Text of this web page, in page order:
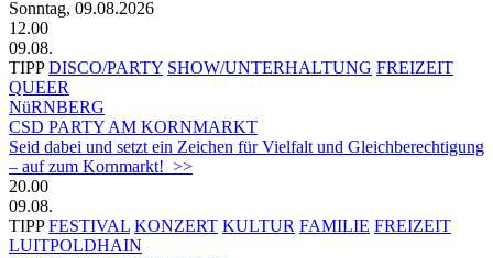
Sonntag, 09.08.2026
12.00
09.08.
TIPP DISCO/PARTY SHOW/UNTERHALTUNG FREIZEIT
QUEER
NüRNBERG
CSD PARTY AM KORNMARKT
Seid dabei und setzt ein Zeichen für Vielfalt und Gleichberechtigung
– auf zum Kornmarkt! >>
20.00
09.08.
TIPP FESTIVAL KONZERT KULTUR FAMILIE FREIZEIT
LUITPOLDHAIN